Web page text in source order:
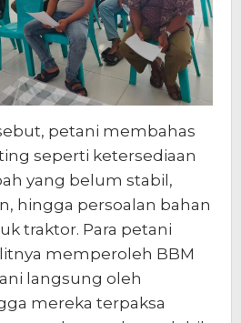
petani membahas
seperti ketersediaan
yang belum stabil,
hingga persoalan bahan
traktor. Para petani
memperoleh BBM
langsung oleh
mereka terpaksa